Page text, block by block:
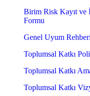
Birim Risk Kayıt ve
Formu
Genel Uyum Rehberi
Toplumsal Katkı
Toplumsal Katkı
Toplumsal Katkı